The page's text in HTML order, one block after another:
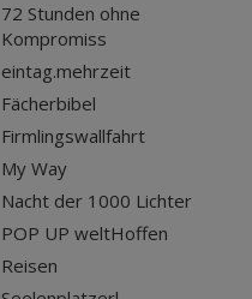
72 Stunden ohne
Kompromiss
eintag.mehrzeit
Fächerbibel
Firmlingswallfahrt
My Way
Nacht der 1000 Lichter
POP UP weltHoffen
Reisen